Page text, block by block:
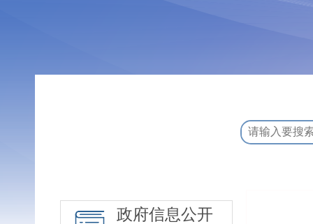
政府信息公开